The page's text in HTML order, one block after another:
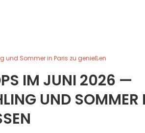
und Sommer in Paris zu genießen
IM JUNI 2026 —
UND SOMMER